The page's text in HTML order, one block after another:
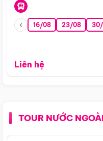
16/08 23/08
Liên hệ
TOUR NƯỚC NGOÀI